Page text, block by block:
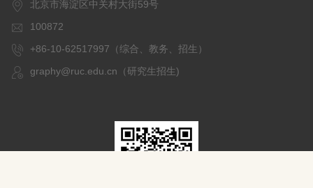
北京市海淀区中关村大街59号
100872
+86-10-62517997（综合、教务、招生）
graphy@ruc.edu.cn（研究生招生)